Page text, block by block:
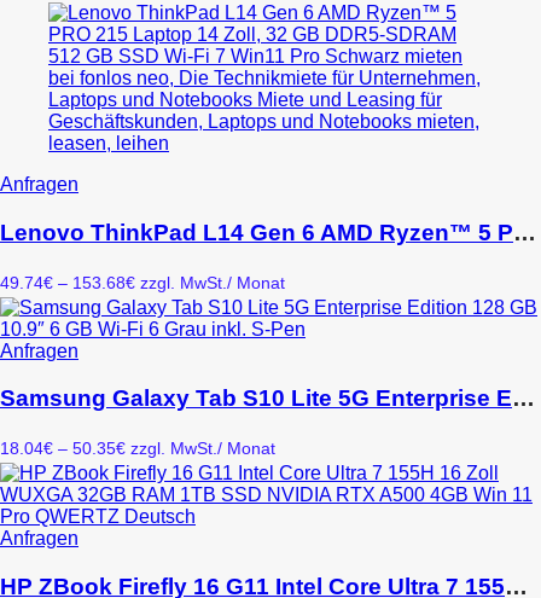
Anfragen
weist
mehrere
auf.
Die
Optionen
können
der
gewählt
werden
Lenovo ThinkPad L14 Gen 6 AMD Ryzen™ 5 PRO 215 Laptop 14″ 32 GB DDR5-SDRAM 512 GB SSD Wi-Fi 7 Win11 Pro Schwarz
49.74€ – 153.68€Preisspanne:
49.74€
bis
153.68€
zzgl. MwSt. / Monat
Anfragen
weist
mehrere
auf.
Die
Optionen
können
auf
Produktseite
Samsung Galaxy Tab S10 Lite 5G Enterprise Edition 128 GB 10.9″ 6 GB Wi-Fi 6 Grau inkl. S-Pen
18.04€ – 50.35€Preisspanne:
18.04€
bis
50.35€
zzgl. MwSt. / Monat
Anfragen
weist
HP ZBook Firefly 16 G11 Intel Core Ultra 7 155H 16 Zoll WUXGA 32GB RAM 1TB SSD NVIDIA RTX A500 4GB Win 11 Pro QWERTZ Deutsch